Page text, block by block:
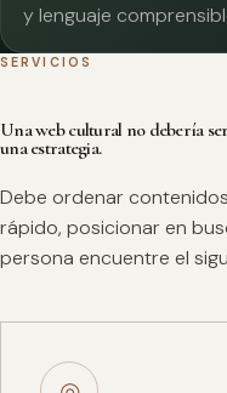
y lenguaje
SERVICIOS
Una web cultural no debería
una estrategia.
Debe ordenar
rápido, posicionar en
persona encuentre el